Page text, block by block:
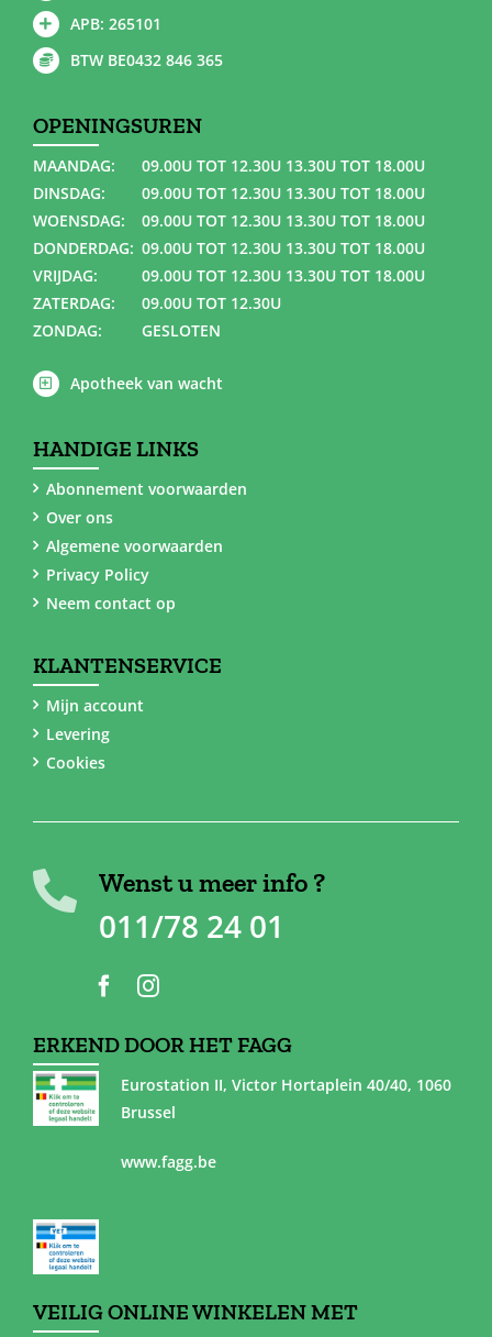
APB: 265101
BTW BE0432 846 365
OPENINGSUREN
MAANDAG:
09.00U TOT 12.30U 13.30U TOT 18.00U
DINSDAG:
09.00U TOT 12.30U 13.30U TOT 18.00U
WOENSDAG:
09.00U TOT 12.30U 13.30U TOT 18.00U
DONDERDAG: 09.00U TOT 12.30U 13.30U TOT 18.00U
VRIJDAG:
09.00U TOT 12.30U 13.30U TOT 18.00U
ZATERDAG:
09.00U TOT 12.30U
ZONDAG:
GESLOTEN
Apotheek van wacht
HANDIGE LINKS
Abonnement voorwaarden
Over ons
Algemene voorwaarden
Privacy Policy
Neem contact op
KLANTENSERVICE
Mijn account
Levering
Cookies
Wenst u meer info ?
011/78 24 01
ERKEND DOOR HET FAGG
Eurostation II, Victor Hortaplein 40/40, 1060
Brussel
www.fagg.be
VEILIG ONLINE WINKELEN MET